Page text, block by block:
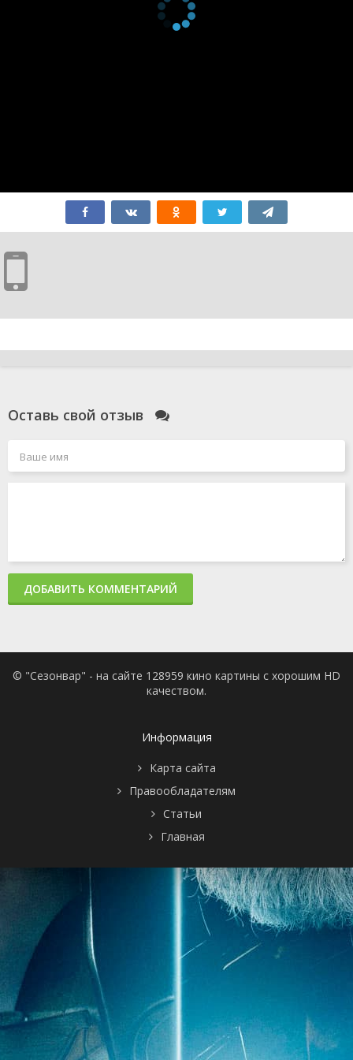
Оставь свой отзыв
ДОБАВИТЬ КОММЕНТАРИЙ
© "Сезонвар" - на сайте 128959 кино картины с хорошим HD
качеством.
Информация
Карта сайта
Правообладателям
Статьи
Главная